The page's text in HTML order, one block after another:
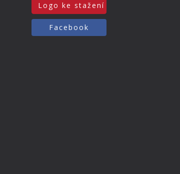
Logo ke stažení
Facebook